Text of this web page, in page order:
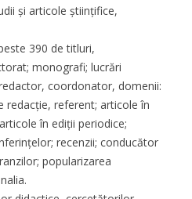
și articole științifice,
390 de titluri,
monografi; lucrări
coordonator, domenii:
redacție, referent; articole în
în ediții periodice;
recenzii; conducător
popularizarea